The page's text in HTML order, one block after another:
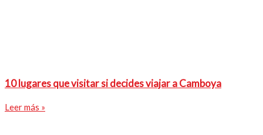
10 lugares que visitar si decides viajar a Camboya
Leer más »